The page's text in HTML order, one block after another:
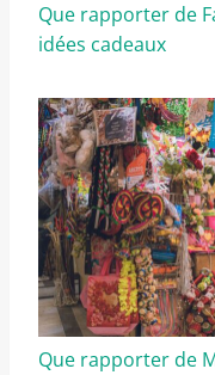
Que rapporter de
idées cadeaux
Que rapporter de